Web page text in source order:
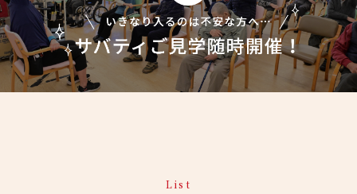
List